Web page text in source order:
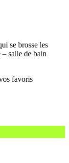
se brosse les
– salle de bain